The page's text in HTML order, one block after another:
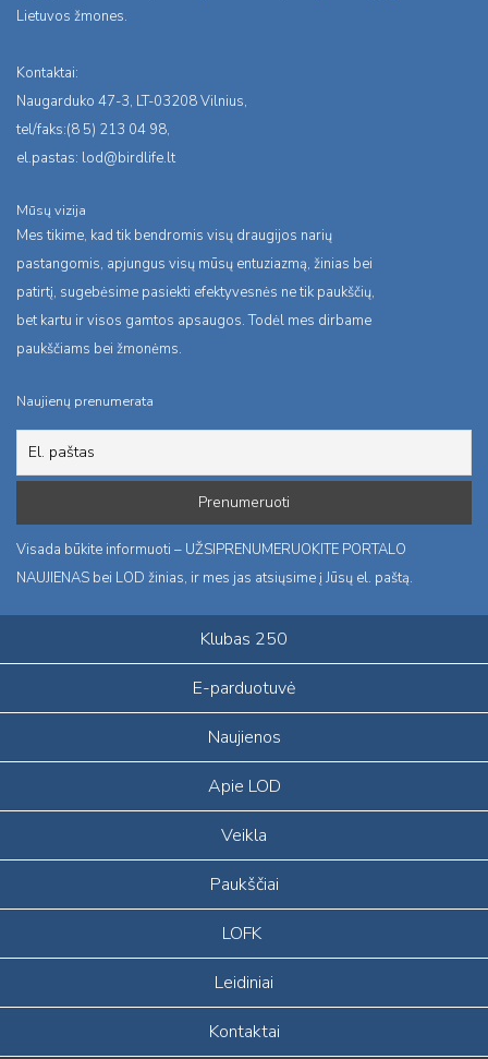
Lietuvos žmones.
Kontaktai:
Naugarduko 47-3, LT-03208 Vilnius,
tel/faks:(8 5) 213 04 98,
el.pastas: lod@birdlife.lt
Mūsų vizija
Mes tikime, kad tik bendromis visų draugijos narių
pastangomis, apjungus visų mūsų entuziazmą, žinias bei
patirtį, sugebėsime pasiekti efektyvesnės ne tik paukščių,
bet kartu ir visos gamtos apsaugos. Todėl mes dirbame
paukščiams bei žmonėms.
Naujienų prenumerata
Visada būkite informuoti – UŽSIPRENUMERUOKITE PORTALO
NAUJIENAS bei LOD žinias, ir mes jas atsiųsime į Jūsų el. paštą.
Klubas 250
E-parduotuvė
Naujienos
Apie LOD
Veikla
Paukščiai
LOFK
Leidiniai
Kontaktai